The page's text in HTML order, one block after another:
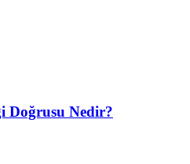
Doğrusu Nedir?